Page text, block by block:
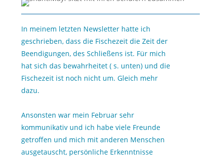
In meinem letzten Newsletter hatte ich
geschrieben, dass die Fischezeit die Zeit der
Beendigungen, des Schließens ist. Für mich
hat sich das bewahrheitet ( s. unten) und die
Fischezeit ist noch nicht um. Gleich mehr
dazu.
Ansonsten war mein Februar sehr
kommunikativ und ich habe viele Freunde
getroffen und mich mit anderen Menschen
ausgetauscht, persönliche Erkenntnisse